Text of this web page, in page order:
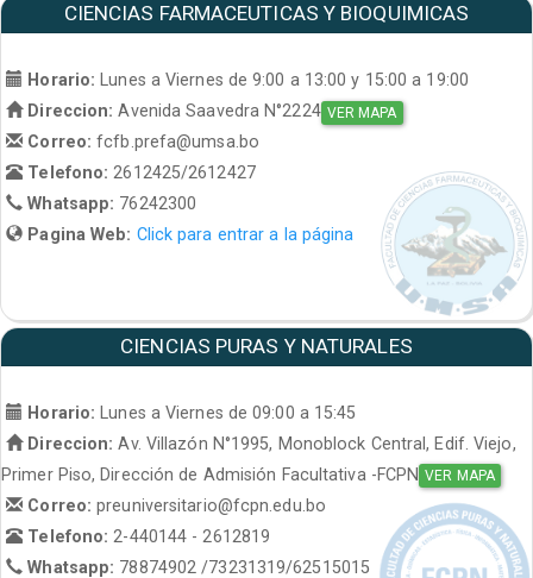
CIENCIAS FARMACEUTICAS Y BIOQUIMICAS
Horario: Lunes a Viernes de 9:00 a 13:00 y 15:00 a 19:00
Direccion: Avenida Saavedra N°2224 VER MAPA
Correo:fcfb.prefa@umsa.bo
Telefono:2612425/2612427
Whatsapp: 76242300
Pagina Web: Click para entrar a la página
CIENCIAS PURAS Y NATURALES
Horario:
Lunes a Viernes de 09:00 a 15:45
Direccion: Av. Villazón N°1995, Monoblock Central, Edif. Viejo,
Primer Piso, Dirección de Admisión Facultativa -FCPN VER MAPA
Correo:preuniversitario@fcpn.edu.bo
Telefono: 2-440144 - 2612819
Whatsapp: 78874902 /73231319/62515015